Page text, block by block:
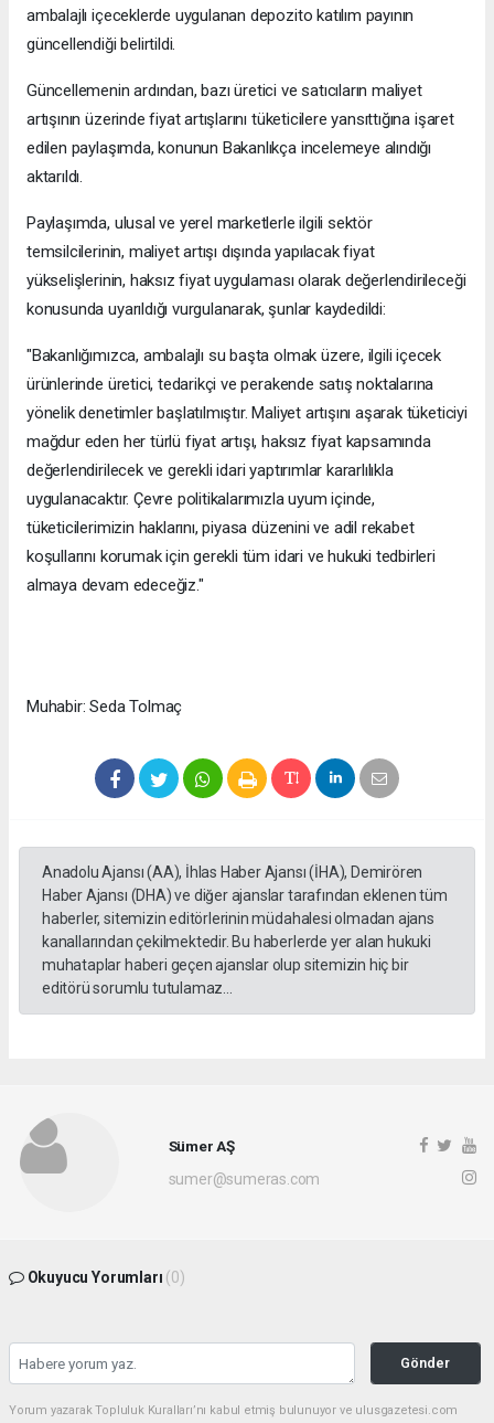
ambalajlı içeceklerde uygulanan depozito katılım payının
güncellendiği belirtildi.
Güncellemenin ardından, bazı üretici ve satıcıların maliyet
artışının üzerinde fiyat artışlarını tüketicilere yansıttığına işaret
edilen paylaşımda, konunun Bakanlıkça incelemeye alındığı
aktarıldı.
Paylaşımda, ulusal ve yerel marketlerle ilgili sektör
temsilcilerinin, maliyet artışı dışında yapılacak fiyat
yükselişlerinin, haksız fiyat uygulaması olarak değerlendirileceği
konusunda uyarıldığı vurgulanarak, şunlar kaydedildi:
"Bakanlığımızca, ambalajlı su başta olmak üzere, ilgili içecek
ürünlerinde üretici, tedarikçi ve perakende satış noktalarına
yönelik denetimler başlatılmıştır. Maliyet artışını aşarak tüketiciyi
mağdur eden her türlü fiyat artışı, haksız fiyat kapsamında
değerlendirilecek ve gerekli idari yaptırımlar kararlılıkla
uygulanacaktır. Çevre politikalarımızla uyum içinde,
tüketicilerimizin haklarını, piyasa düzenini ve adil rekabet
koşullarını korumak için gerekli tüm idari ve hukuki tedbirleri
almaya devam edeceğiz."
Muhabir: Seda Tolmaç
Anadolu Ajansı (AA), İhlas Haber Ajansı (İHA), Demirören
Haber Ajansı (DHA) ve diğer ajanslar tarafından eklenen tüm
haberler, sitemizin editörlerinin müdahalesi olmadan ajans
kanallarından çekilmektedir. Bu haberlerde yer alan hukuki
muhataplar haberi geçen ajanslar olup sitemizin hiç bir
editörü sorumlu tutulamaz...
Sümer AŞ
sumer@sumeras.com
Okuyucu Yorumları (0)
Gönder
Yorum yazarak Topluluk Kuralları’nı kabul etmiş bulunuyor ve ulusgazetesi.com